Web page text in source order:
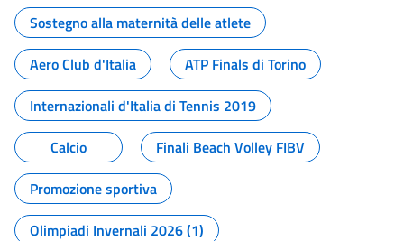
Sostegno alla maternità delle atlete
Aero Club d'Italia
ATP Finals di Torino
Internazionali d'Italia di Tennis 2019
Calcio
Finali Beach Volley FIBV
Promozione sportiva
Olimpiadi Invernali 2026 (1)